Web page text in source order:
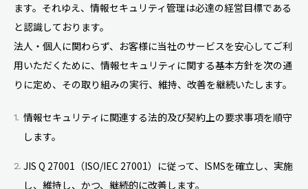
ます。それゆえ、情報セキュリティ管理は必達の経営目標である
と認識しております。
法人・個人に関わらず、お客様に当社のサービスを安心してご利
用いただくために、情報セキュリティに関する基本方針を次の通
りに定め、その取り組みの実行、維持、改善を継続いたします。
情報セキュリティに関連する法的及び契約上の要求事項を順守
します。
JIS Q 27001（ISO/IEC 27001）に従って、ISMSを確立し、実施
し、維持し、かつ、継続的に改善します。